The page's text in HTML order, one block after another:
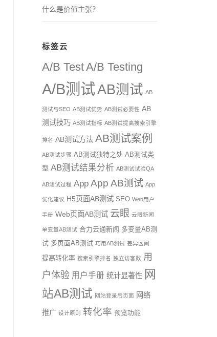
什么是价值主张？
标签云
A/B TestA/B Testing
A/B测试AB测试 AB
测试与SEO AB测试优势 AB测试必要性 AB
测试技巧 AB测试指标 AB测试提高搜索引擎
排名 AB测试方法 AB测试案例
AB测试步骤 AB测试独特之处 AB测试类
型 AB测试结果分析 AB测试试验QA
AB测试过程 App App AB测试 App
优化建议 H5页面AB测试 SEO Web用户
手册 Web页面AB测试 云眼 云眼新闻
单变量AB测试 合力云通新闻 多变量AB测
试 多页面AB测试 巧用AB测试 差异区间
提高转化率 搜索引擎排名 独立访客数 用
户体验 用户手册 统计显著性 网
站AB测试 网站登录后页面 网络
推广 设计原则 转化率 预览功能